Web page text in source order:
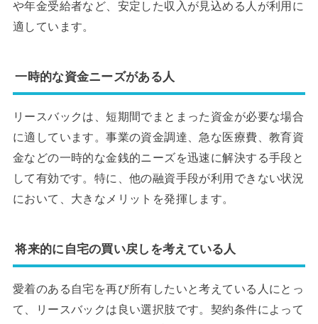
や年金受給者など、安定した収入が見込める人が利用に
適しています。
一時的な資金ニーズがある人
リースバックは、短期間でまとまった資金が必要な場合
に適しています。事業の資金調達、急な医療費、教育資
金などの一時的な金銭的ニーズを迅速に解決する手段と
して有効です。特に、他の融資手段が利用できない状況
において、大きなメリットを発揮します。
将来的に自宅の買い戻しを考えている人
愛着のある自宅を再び所有したいと考えている人にとっ
て、リースバックは良い選択肢です。契約条件によって